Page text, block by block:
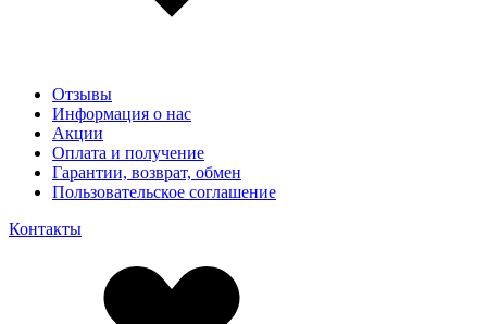
Отзывы
Информация о нас
Акции
Оплата и получение
Гарантии, возврат, обмен
Пользовательское соглашение
Контакты